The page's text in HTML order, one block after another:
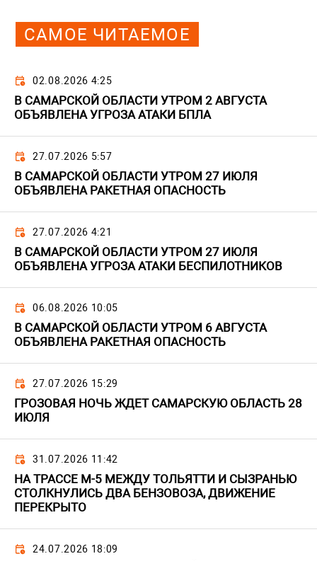
САМОЕ ЧИТАЕМОЕ
02.08.2026 4:25
В САМАРСКОЙ ОБЛАСТИ УТРОМ 2 АВГУСТА
ОБЪЯВЛЕНА УГРОЗА АТАКИ БПЛА
27.07.2026 5:57
В САМАРСКОЙ ОБЛАСТИ УТРОМ 27 ИЮЛЯ
ОБЪЯВЛЕНА РАКЕТНАЯ ОПАСНОСТЬ
27.07.2026 4:21
В САМАРСКОЙ ОБЛАСТИ УТРОМ 27 ИЮЛЯ
ОБЪЯВЛЕНА УГРОЗА АТАКИ БЕСПИЛОТНИКОВ
06.08.2026 10:05
В САМАРСКОЙ ОБЛАСТИ УТРОМ 6 АВГУСТА
ОБЪЯВЛЕНА РАКЕТНАЯ ОПАСНОСТЬ
27.07.2026 15:29
ГРОЗОВАЯ НОЧЬ ЖДЕТ САМАРСКУЮ ОБЛАСТЬ 28
ИЮЛЯ
31.07.2026 11:42
НА ТРАССЕ М-5 МЕЖДУ ТОЛЬЯТТИ И СЫЗРАНЬЮ
СТОЛКНУЛИСЬ ДВА БЕНЗОВОЗА, ДВИЖЕНИЕ
ПЕРЕКРЫТО
24.07.2026 18:09